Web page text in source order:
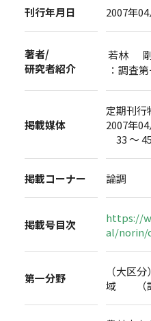
刊行年月日 2007年
著者/
研究者紹介
若林 剛
：調査
掲載媒体
定期刊行
2007年
33 ～
掲載コーナー 論調
掲載号目次
https://
al/norin/
第一分野
（大区
域 （詳